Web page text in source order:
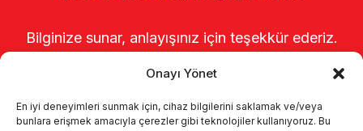
Onayı Yönet
En iyi deneyimleri sunmak için, cihaz bilgilerini saklamak ve/veya
bunlara erişmek amacıyla çerezler gibi teknolojiler kullanıyoruz. Bu
Bilginize sunar, anlayışınız için teşekkür ederiz.